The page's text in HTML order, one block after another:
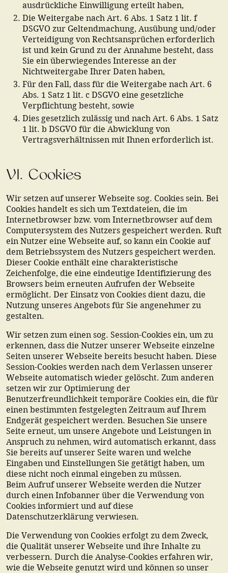
ausdrückliche Einwilligung erteilt haben,
Die Weitergabe nach Art. 6 Abs. 1 Satz 1 lit. f
DSGVO zur Geltendmachung, Ausübung und/oder
Verteidigung von Rechtsansprüchen erforderlich
ist und kein Grund zu der Annahme besteht, dass
Sie ein überwiegendes Interesse an der
Nichtweitergabe Ihrer Daten haben,
Für den Fall, dass für die Weitergabe nach Art. 6
Abs. 1 Satz 1 lit. c DSGVO eine gesetzliche
Verpflichtung besteht, sowie
Dies gesetzlich zulässig und nach Art. 6 Abs. 1 Satz
1 lit. b DSGVO für die Abwicklung von
Vertragsverhältnissen mit Ihnen erforderlich ist.
VI. Cookies
Wir setzen auf unserer Webseite sog. Cookies sein. Bei
Cookies handelt es sich um Textdateien, die im
Internetbrowser bzw. vom Internetbrowser auf dem
Computersystem des Nutzers gespeichert werden. Ruft
ein Nutzer eine Webseite auf, so kann ein Cookie auf
dem Betriebssystem des Nutzers gespeichert werden.
Dieser Cookie enthält eine charakteristische
Zeichenfolge, die eine eindeutige Identifizierung des
Browsers beim erneuten Aufrufen der Webseite
ermöglicht. Der Einsatz von Cookies dient dazu, die
Nutzung unseres Angebots für Sie angenehmer zu
gestalten.
Wir setzen zum einen sog. Session-Cookies ein, um zu
erkennen, dass die Nutzer unserer Webseite einzelne
Seiten unserer Webseite bereits besucht haben. Diese
Session-Cookies werden nach dem Verlassen unserer
Webseite automatisch wieder gelöscht. Zum anderen
setzen wir zur Optimierung der
Benutzerfreundlichkeit temporäre Cookies ein, die für
einen bestimmten festgelegten Zeitraum auf Ihrem
Endgerät gespeichert werden. Besuchen Sie unsere
Seite erneut, um unsere Angebote und Leistungen in
Anspruch zu nehmen, wird automatisch erkannt, dass
Sie bereits auf unserer Seite waren und welche
Eingaben und Einstellungen Sie getätigt haben, um
diese nicht noch einmal eingeben zu müssen.
Beim Aufruf unserer Webseite werden die Nutzer
durch einen Infobanner über die Verwendung von
Cookies informiert und auf diese
Datenschutzerklärung verwiesen.
Die Verwendung von Cookies erfolgt zu dem Zweck,
die Qualität unserer Webseite und ihre Inhalte zu
verbessern. Durch die Analyse-Cookies erfahren wir,
wie die Webseite genutzt wird und können so unser